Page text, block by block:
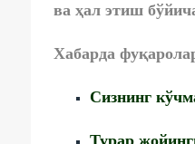
ва ҳал этиш
Хабарда
Сизнинг